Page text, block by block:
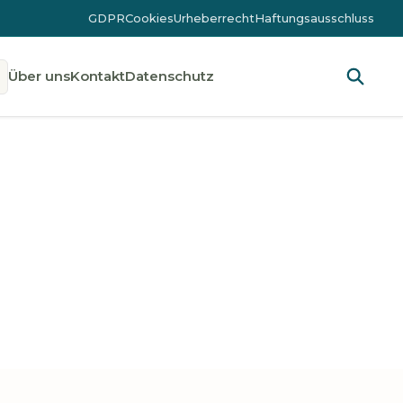
GDPRCookiesUrheberrechtHaftungsausschluss
Über unsKontaktDatenschutz